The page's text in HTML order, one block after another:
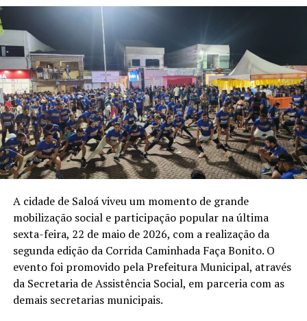
A cidade de Saloá viveu um momento de grande
mobilização social e participação popular na última
sexta-feira, 22 de maio de 2026, com a realização da
segunda edição da Corrida Caminhada Faça Bonito. O
evento foi promovido pela Prefeitura Municipal, através
da Secretaria de Assistência Social, em parceria com as
demais secretarias municipais.